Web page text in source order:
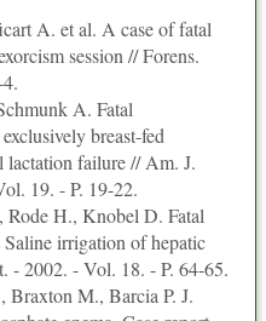
A. et al. A case of fatal
session // Forens.
A. Fatal
breast-fed
lactation failure // Am. J.
19. - P. 19-22.
H., Knobel D. Fatal
irrigation of hepatic
- 2002. - Vol. 18. - P. 64-65.
Braxton M., Barcia P. J.